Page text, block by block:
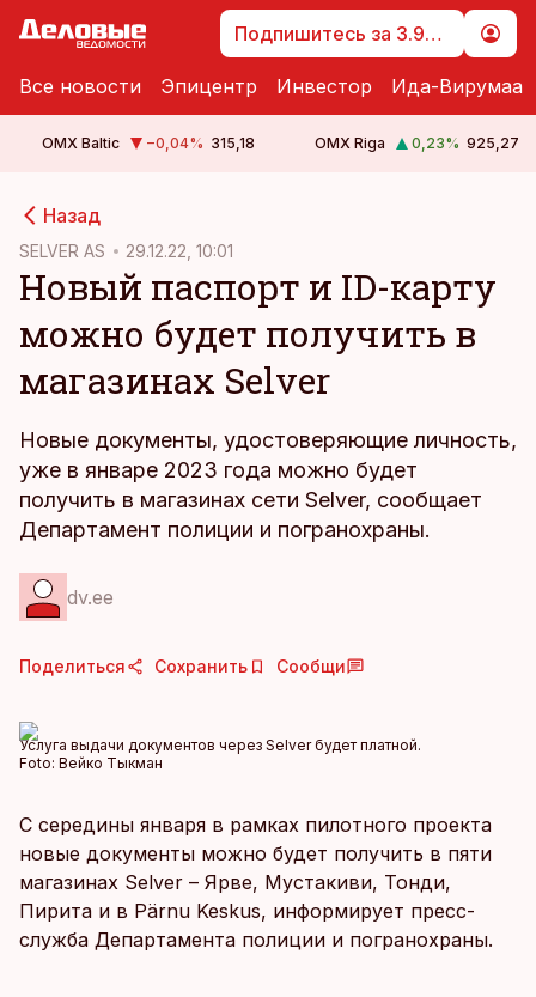
Подпишитесь за 3.99 €
Все новости Эпицентр Инвестор Ида-Вирумаа
OMX Baltic −0,04% 315,18 OMX Riga 0,23% 925,27
Назад
SELVER AS 29.12.22, 10:01
Новый паспорт и ID-карту
можно будет получить в
магазинах Selver
Новые документы, удостоверяющие личность,
уже в январе 2023 года можно будет
получить в магазинах сети Selver, сообщает
Департамент полиции и погранохраны.
dv.ee
Поделиться Сохранить Сообщи
Услуга выдачи документов через Selver будет платной.
Foto: Вейко Тыкман
С середины января в рамках пилотного проекта
новые документы можно будет получить в пяти
магазинах Selver – Ярве, Мустакиви, Тонди,
Пирита и в Pärnu Keskus, информирует пресс-
служба Департамента полиции и погранохраны.